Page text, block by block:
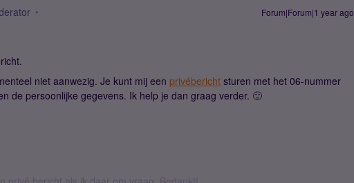
Forum|Forum|1 year ago
niet aanwezig. Je kunt mij een privébericht sturen met het 06-nummer
de persoonlijke gegevens. Ik help je dan graag verder. 🙂